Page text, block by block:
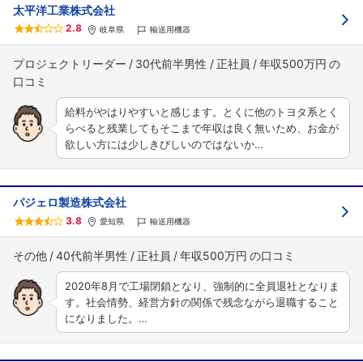
太平洋工業株式会社
2.8 岐阜県 輸送用機器
プロジェクトリーダー 30代前半男性 正社員 年収500万円
給料がやはりやすいと感じます。とくに他のトヨタ系とく
らべると残業してもそこまで年収は良く無いため、お金が
欲しい方には少しきびしいのではないか…
パジェロ製造株式会社
3.8 愛知県 輸送用機器
その他 40代前半男性 正社員 年収500万円
2020年8月で工場閉鎖となり、強制的に全員退社となりま
す。社会情勢、経営方針の関係で残念ながら退職すること
になりました。…